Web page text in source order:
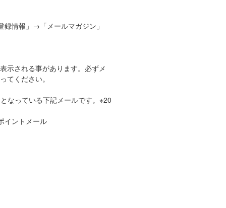
録情報」→「メールマガジン」
示される事があります。必ずメ
てください。
なっている下記メールです。※20
イントメール